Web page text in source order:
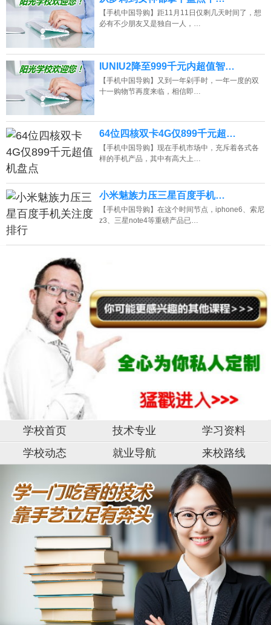
【手机中国导购】距11月11日仅剩几天时间了，想
必有不少朋友又是独自一人，…
IUNIU2降至999千元内超值智…
【手机中国导购】又到一年剁手时，一年一度的双
十一购物节再度来临，相信即…
64位四核双卡4G仅899千元超…
【手机中国导购】现在手机市场中，充斥着各式各
样的手机产品，其中有高大上…
小米魅族力压三星百度手机…
【手机中国导购】在这个时间节点，iphone6、索尼
z3、三星note4等重磅产品已…
学校首页 技术专业
学习资料
学校动态
就业导航 来校路线
湖手